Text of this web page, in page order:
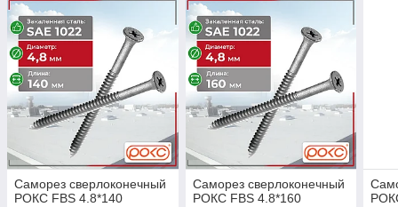
Саморез сверлоконечный
РОКС FBS 4.8*140
Саморез сверлоконечный
РОКС FBS 4.8*160